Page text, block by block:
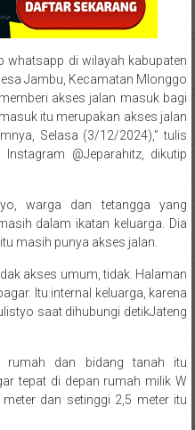
whatsapp di wilayah kabupaten
Jambu, Kecamatan Mlonggo
akses jalan masuk bagi
itu merupakan akses jalan
Selasa (3/12/2024),” tulis
@Jeparahitz, dikutip
warga dan tetangga yang
dalam ikatan keluarga. Dia
masih punya akses jalan.
akses umum, tidak. Halaman
Itu internal keluarga, karena
saat dihubungi detikJateng
rumah dan bidang tanah itu
tepat di depan rumah milik W
dan setinggi 2,5 meter itu